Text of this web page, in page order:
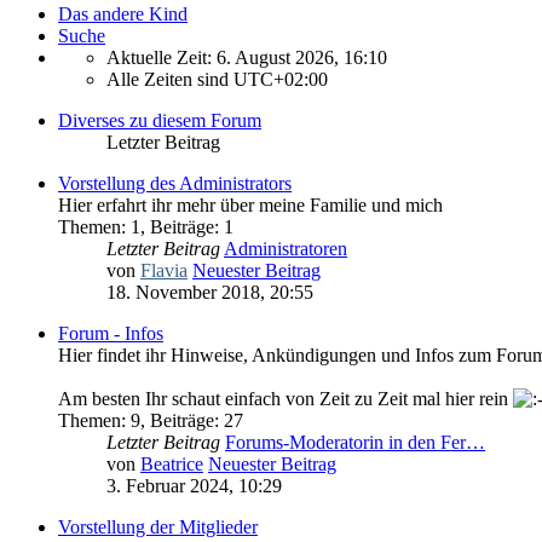
Das andere Kind
Suche
Aktuelle Zeit: 6. August 2026, 16:10
Alle Zeiten sind UTC+02:00
Diverses zu diesem Forum
Letzter Beitrag
Vorstellung des Administrators
Hier erfahrt ihr mehr über meine Familie und mich
Themen: 1 , Beiträge: 1
Letzter Beitrag Administratoren
von Flavia Neuester Beitrag
18. November 2018, 20:55
Forum - Infos
Hier findet ihr Hinweise, Ankündigungen und Infos zum
Am besten Ihr schaut einfach von Zeit zu Zeit mal hier rein
Themen: 9, Beiträge: 27
Letzter Beitrag Forums-Moderatorin in den Fer…
von Beatrice Neuester Beitrag
3. Februar 2024, 10:29
Vorstellung der Mitglieder